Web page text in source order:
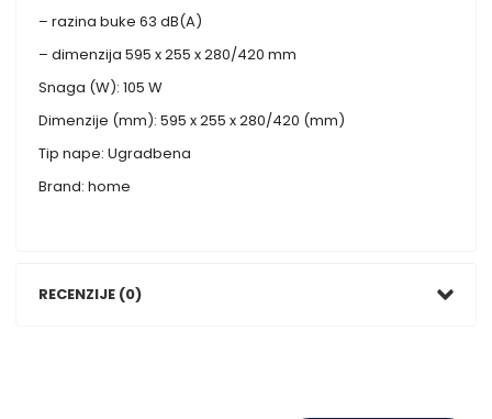
– razina buke 63 dB(A)
– dimenzija 595 x 255 x 280/420 mm
Snaga (W): 105 W
Dimenzije (mm): 595 x 255 x 280/420 (mm)
Tip nape: Ugradbena
Brand: home
RECENZIJE (0)